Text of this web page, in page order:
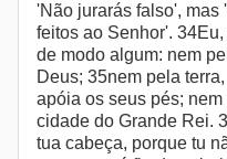
'Não jurarás falso', mas
feitos ao Senhor'.
de modo algum: nem
Deus; 35nem pela
apóia os seus pés;
cidade do Grande Rei.
tua cabeça, porque tu